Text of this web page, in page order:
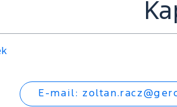
E-mail: